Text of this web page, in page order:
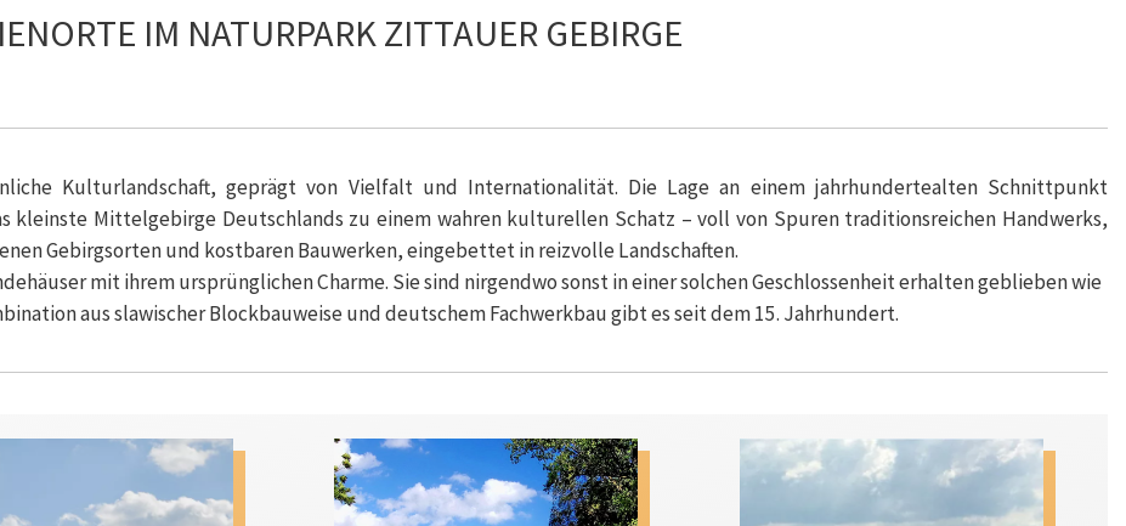
IM NATURPARK ZITTAUER GEBIRGE
Kulturlandschaft, geprägt von Vielfalt und Internationalität. Die Lage an einem jahrhundertealten Schnittpunkt
kleinste Mittelgebirge Deutschlands zu einem wahren kulturellen Schatz – voll von Spuren traditionsreichen Handwerks,
Gebirgsorten und kostbaren Bauwerken, eingebettet in reizvolle Landschaften.
mit ihrem ursprünglichen Charme. Sie sind nirgendwo sonst in einer solchen Geschlossenheit erhalten geblieben wie
aus slawischer Blockbauweise und deutschem Fachwerkbau gibt es seit dem 15. Jahrhundert.